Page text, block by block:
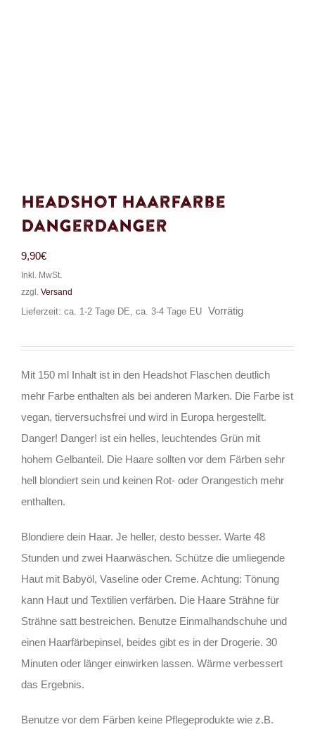
Headshot Haarfarbe
DangerDanger
9,90€
Inkl. MwSt.
zzgl. Versand
Lieferzeit: ca. 1-2 Tage DE, ca. 3-4 Tage EU
Vorrätig
Mit 150 ml Inhalt ist in den Headshot Flaschen deutlich
mehr Farbe enthalten als bei anderen Marken. Die Farbe ist
vegan, tierversuchsfrei und wird in Europa hergestellt.
Danger! Danger! ist ein helles, leuchtendes Grün mit
hohem Gelbanteil. Die Haare sollten vor dem Färben sehr
hell blondiert sein und keinen Rot- oder Orangestich mehr
enthalten.
Blondiere dein Haar. Je heller, desto besser. Warte 48
Stunden und zwei Haarwäschen. Schütze die umliegende
Haut mit Babyöl, Vaseline oder Creme. Achtung: Tönung
kann Haut und Textilien verfärben. Die Haare Strähne für
Strähne satt bestreichen. Benutze Einmalhandschuhe und
einen Haarfärbepinsel, beides gibt es in der Drogerie. 30
Minuten oder länger einwirken lassen. Wärme verbessert
das Ergebnis.
Benutze vor dem Färben keine Pflegeprodukte wie z.B.